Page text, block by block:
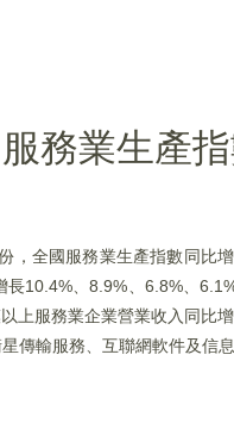
務業生產
，全國服務業生產指數同
10.4%、8.9%、6.8%、
上服務業企業營業收入同
傳輸服務、互聯網軟件及信